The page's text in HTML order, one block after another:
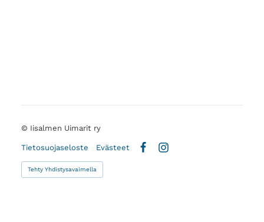
© Iisalmen Uimarit ry
Tietosuojaseloste
Evästeet
Tehty Yhdistysavaimella